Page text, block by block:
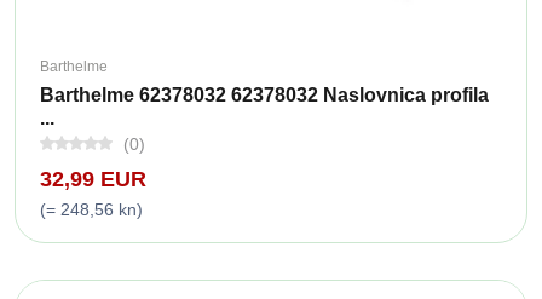
Barthelme
Barthelme 62378032 62378032 Naslovnica profila
...
(0)
32,99 EUR
(= 248,56 kn)